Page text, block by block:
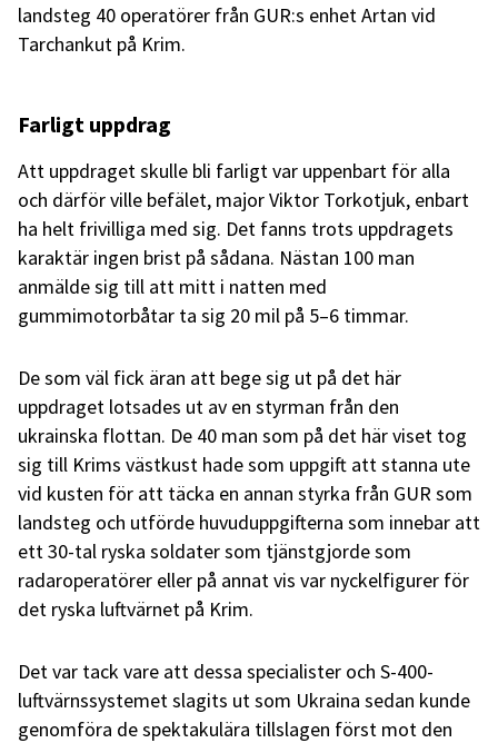
landsteg 40 operatörer från GUR:s enhet Artan vid
Tarchankut på Krim.
Farligt uppdrag
Att uppdraget skulle bli farligt var uppenbart för alla
och därför ville befälet, major Viktor Torkotjuk, enbart
ha helt frivilliga med sig. Det fanns trots uppdragets
karaktär ingen brist på sådana. Nästan 100 man
anmälde sig till att mitt i natten med
gummimotorbåtar ta sig 20 mil på 5–6 timmar.
De som väl fick äran att bege sig ut på det här
uppdraget lotsades ut av en styrman från den
ukrainska flottan. De 40 man som på det här viset tog
sig till Krims västkust hade som uppgift att stanna ute
vid kusten för att täcka en annan styrka från GUR som
landsteg och utförde huvuduppgifterna som innebar att
ett 30-tal ryska soldater som tjänstgjorde som
radaroperatörer eller på annat vis var nyckelfigurer för
det ryska luftvärnet på Krim.
Det var tack vare att dessa specialister och S-400-
luftvärnssystemet slagits ut som Ukraina sedan kunde
genomföra de spektakulära tillslagen först mot den